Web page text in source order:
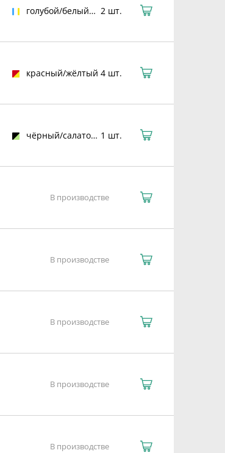
голубой/белый/жёлтый 2 шт.
красный/жёлтый 4 шт.
чёрный/салатовый 1 шт.
В производстве
В производстве
В производстве
В производстве
В производстве